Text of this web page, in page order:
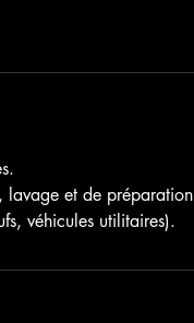
lavage et de préparation
véhicules utilitaires).